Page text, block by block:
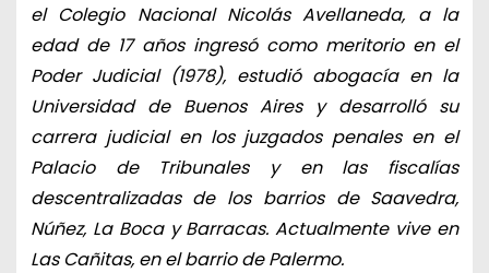
el Colegio Nacional Nicolás Avellaneda, a la
edad de 17 años ingresó como meritorio en el
Poder Judicial (1978), estudió abogacía en la
Universidad de Buenos Aires y desarrolló su
carrera judicial en los juzgados penales en el
Palacio de Tribunales y en las fiscalías
descentralizadas de los barrios de Saavedra,
Núñez, La Boca y Barracas. Actualmente vive en
Las Cañitas, en el barrio de Palermo.